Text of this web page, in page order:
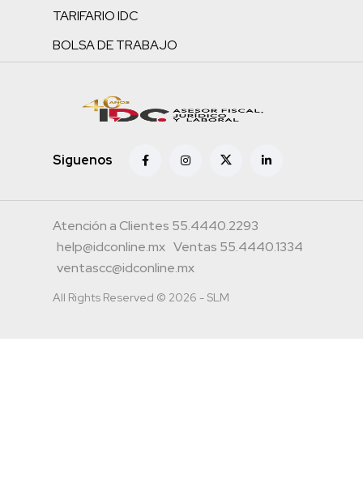
TARIFARIO IDC
BOLSA DE TRABAJO
Siguenos
Atención a Clientes 55.4440.2293
help@idconline.mx Ventas 55.4440.1334
ventascc@idconline.mx
All Rights Reserved © 2026 - SLM